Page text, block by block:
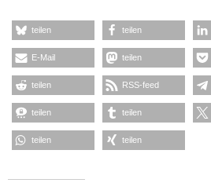
teilen teilen
E-Mail teilen
teilen RSS-feed
teilen teilen
teilen teilen